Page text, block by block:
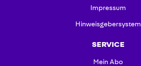
Impressum
Hinweisgebersystem
SERVICE
Mein Abo